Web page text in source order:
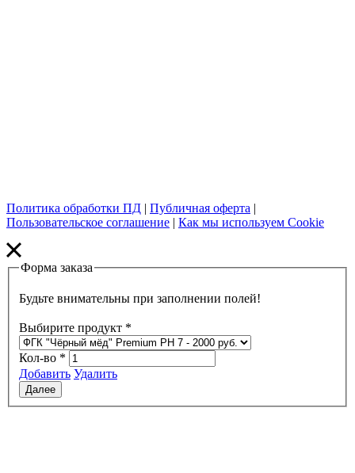
Политика обработки ПД | Публичная оферта |
Пользовательское соглашение | Как мы используем Cookie
Форма заказа
Будьте внимательны при заполнении полей!
Выбирите продукт *
Кол-во *
Добавить Удалить
Далее